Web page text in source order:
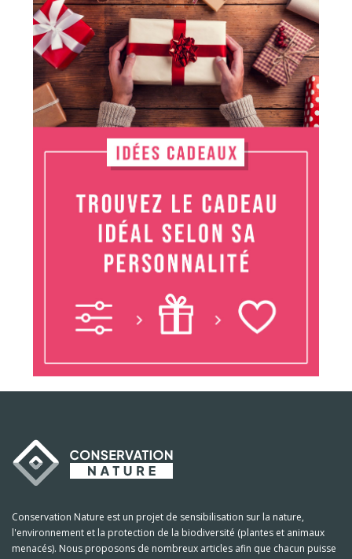
Conservation Nature est un projet de sensibilisation sur la nature,
l'environnement et la protection de la biodiversité (plantes et animaux
menacés). Nous proposons de nombreux articles afin que chacun puisse